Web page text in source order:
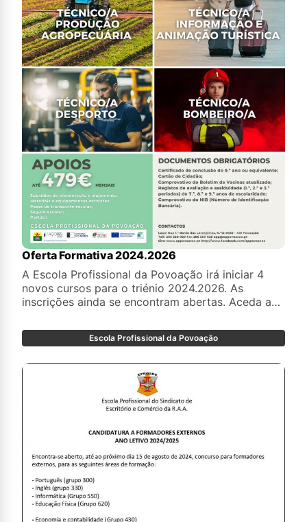
Oferta Formativa 2024.2026
A Escola Profissional da Povoação irá iniciar 4
novos cursos para o triénio 2024.2026. As
inscrições ainda se encontram abertas. Aceda a
https://docs.google.com/forms/d/e/
e faça a sua inscrição!Escola Profissional da Povoação